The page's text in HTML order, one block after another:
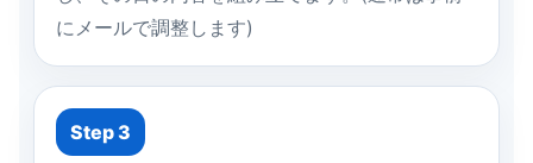
にメールで調整します)
Step 3